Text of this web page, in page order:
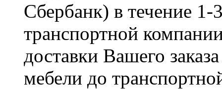
Сбербанк) в течение
транспортной
доставки Вашего
мебели до